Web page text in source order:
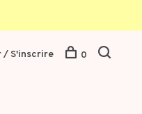
/ S'inscrire 0